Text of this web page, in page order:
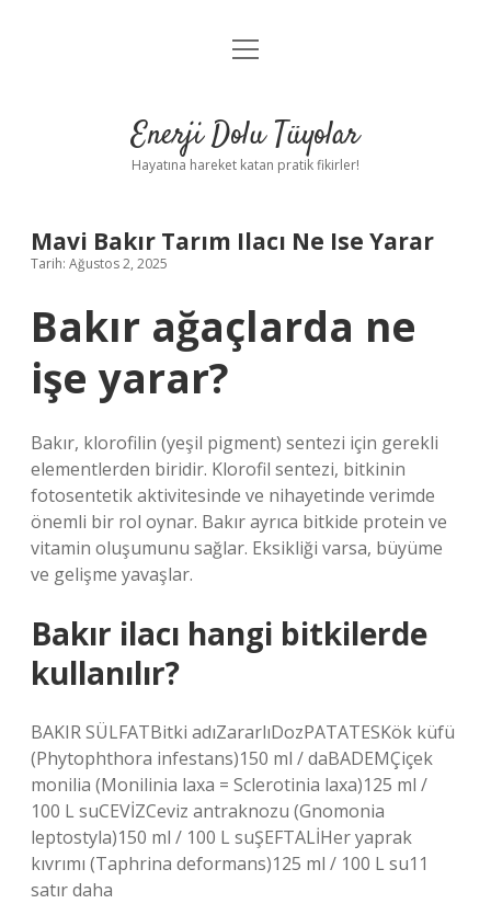
Anasayfa
Yasal Uyarı
menüyü
Enerji Dolu Tüyolar
Hayatına hareket katan pratik fikirler!
Mavi Bakır Tarım Ilacı Ne Ise Yarar
Tarih: Ağustos 2, 2025
Bakır ağaçlarda ne
işe yarar?
Bakır, klorofilin (yeşil pigment) sentezi için gerekli
elementlerden biridir. Klorofil sentezi, bitkinin
fotosentetik aktivitesinde ve nihayetinde verimde
önemli bir rol oynar. Bakır ayrıca bitkide protein ve
vitamin oluşumunu sağlar. Eksikliği varsa, büyüme
ve gelişme yavaşlar.
Bakır ilacı hangi bitkilerde
kullanılır?
BAKIR SÜLFATBitki adıZararlıDozPATATESKök küfü
(Phytophthora infestans)150 ml / daBADEMÇiçek
monilia (Monilinia laxa = Sclerotinia laxa)125 ml /
100 L suCEVİZCeviz antraknozu (Gnomonia
leptostyla)150 ml / 100 L suŞEFTALİHer yaprak
kıvrımı (Taphrina deformans)125 ml / 100 L su11
satır daha